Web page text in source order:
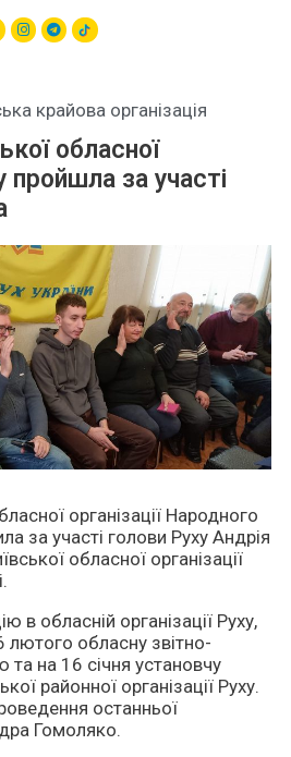
крайова організація
обласної
пройшла за участі
організації Народного
за участі голови Руху Андрія
обласної організації
в обласній організації Руху,
лютого обласну звітно-
на 16 січня установчу
районної організації Руху.
останньої
Гомоляко.